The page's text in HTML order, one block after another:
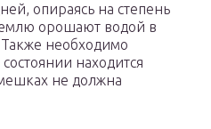
опираясь на степень
орошают водой в
Также необходимо
находится
не должна